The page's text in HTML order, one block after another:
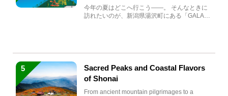
生まれ変わる
今年の夏はどこへ行こう――。 そんなときに
訪れたいのが、新潟県湯沢町にある「GALA湯
5
Sacred Peaks and Coastal Flavors
of Shonai
From ancient mountain pilgrimages to a